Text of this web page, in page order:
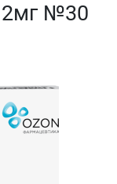
2мг №30